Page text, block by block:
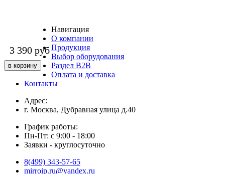
3 390 руб
Навигация
О компании
Продукция
Выбор оборудования
Раздел В2В
Оплата и доставка
Контакты
Адрес:
г. Москва, Дубравная улица д.40
График работы:
Пн-Пт: с 9:00 - 18:00
Заявки - круглосуточно
8(499) 343-57-65
mirroip.ru@yandex.ru